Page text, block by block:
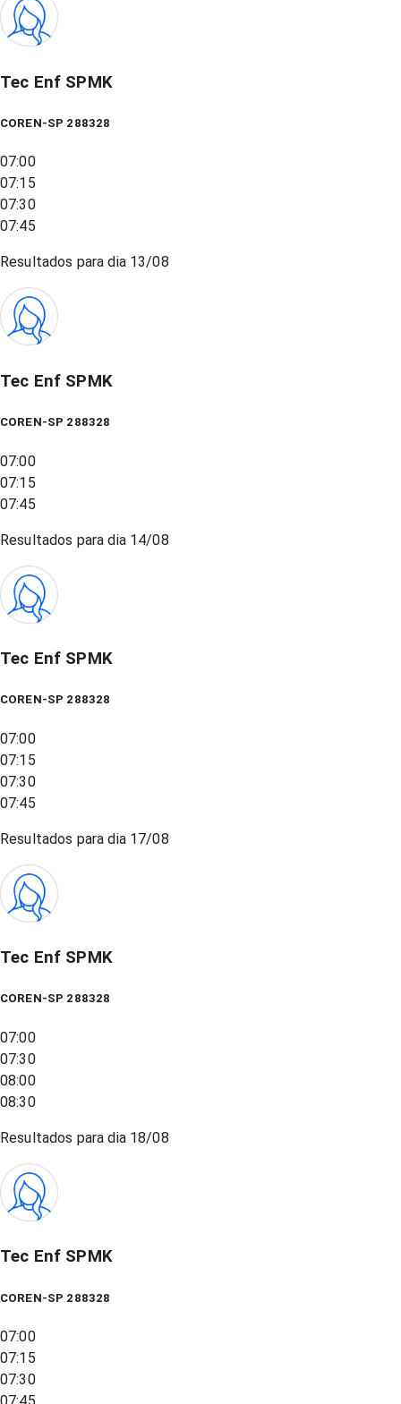
Tec Enf SPMK
COREN-SP 288328
07:00
07:15
07:30
07:45
Resultados para dia 13/08
Tec Enf SPMK
COREN-SP 288328
07:00
07:15
07:45
Resultados para dia 14/08
Tec Enf SPMK
COREN-SP 288328
07:00
07:15
07:30
07:45
Resultados para dia 17/08
Tec Enf SPMK
COREN-SP 288328
07:00
07:30
08:00
08:30
Resultados para dia 18/08
Tec Enf SPMK
COREN-SP 288328
07:00
07:15
07:30
07:45